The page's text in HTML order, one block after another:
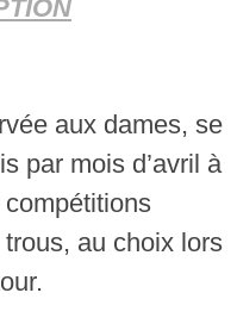
aux dames, se
par mois d’avril à
au choix lors